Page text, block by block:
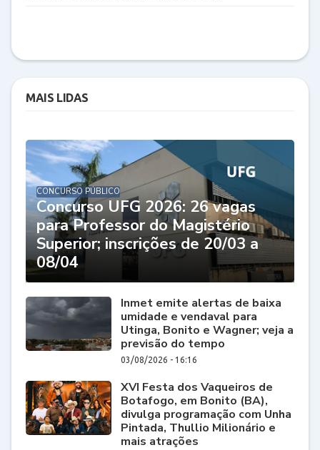
MAIS LIDAS
CONCURSO PÚBLICO
Concurso UFG 2026: 26 vagas
para Professor do Magistério
Superior; inscrições de 20/03 a
08/04
Inmet emite alertas de baixa
umidade e vendaval para
Utinga, Bonito e Wagner; veja a
previsão do tempo
03/08/2026 - 16:16
XVI Festa dos Vaqueiros de
Botafogo, em Bonito (BA),
divulga programação com Unha
Pintada, Thullio Milionário e
mais atrações